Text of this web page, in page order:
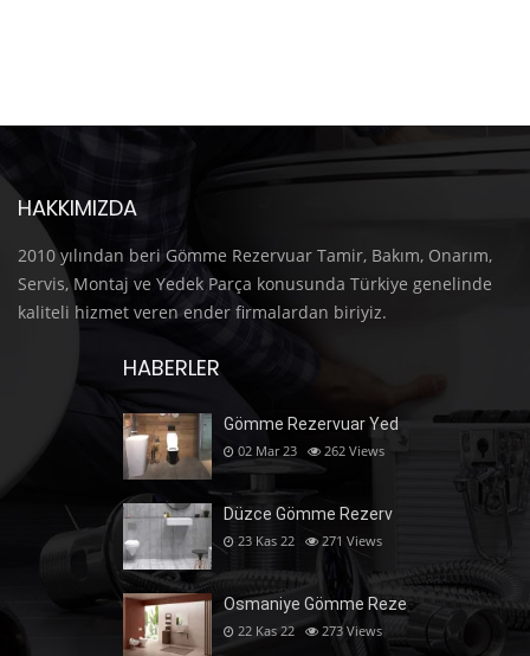
HAKKIMIZDA
2010 yılından beri Gömme Rezervuar Tamir, Bakım, Onarım,
Servis, Montaj ve Yedek Parça konusunda Türkiye genelinde
kaliteli hizmet veren ender firmalardan biriyiz.
HABERLER
Gömme Rezervuar Yed
02 Mar 23 262 Views
Düzce Gömme Rezerv
23 Kas 22 271 Views
Osmaniye Gömme Reze
22 Kas 22 273 Views